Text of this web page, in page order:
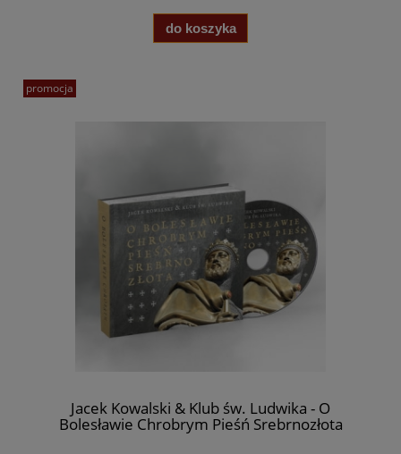
do koszyka
Jacek Kowalski & Klub św. Ludwika - O
Bolesławie Chrobrym Pieśń Srebrnozłota
promocja